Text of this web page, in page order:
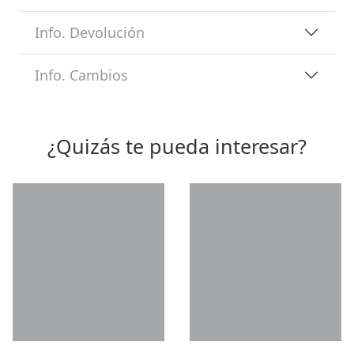
Info. Devolución
Info. Cambios
¿Quizás te pueda interesar?